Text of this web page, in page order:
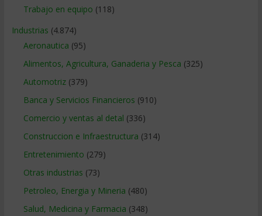
Trabajo en equipo (118)
Industrias (4.874)
Aeronautica (95)
Alimentos, Agricultura, Ganaderia y Pesca (325)
Automotriz(379)
Banca y Servicios Financieros (910)
Comercio y ventas al detal (336)
Construccion e Infraestructura (314)
Entretenimiento (279)
Otras industrias (73)
Petroleo, Energia y Mineria (480)
Salud, Medicina y Farmacia (348)